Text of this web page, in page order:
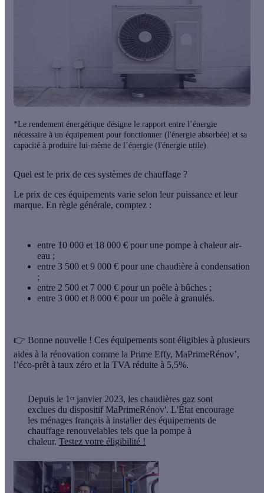
*Le rendement énergétique désigne le rapport entre l’énergie
nécessaire à un équipement pour fonctionner (l'énergie absorbée) et sa
capacité à produire lui-même de l’énergie (l'énergie utile).
Quel est le prix de ces systèmes de chauffage ?
Le prix de ces équipements varie selon leur puissance et leur
marque. En règle générale, comptez :
entre 10 000 et 18 000 € pour une pompe à chaleur air-
eau ;
entre 3 500 et 9 000 € pour une chaudière à condensation
;
entre 2 500 et 7 000 € pour un poêle à bûches ;
entre 3 000 et 8 000 € pour un poêle à granulés.
👉 Bonne nouvelle ! Ces équipements sont éligibles à plusieurs
aides à la rénovation comme la Prime Effy, MaPrimeRénov’,
l’éco-prêt à taux zéro et la TVA réduite à 5,5%.
Depuis le 1ᵉʳ janvier 2023, les chaudières gaz sont
exclues du dispositif MaPrimeRénov'. L'État encourage
les ménages français à installer des équipements de
chauffage renouvelables tels que la pompe à
chaleur. Testez votre éligibilité !